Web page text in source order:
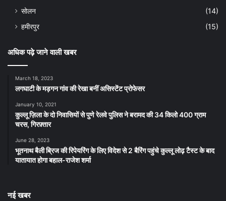
सोलन
(14)
हमीरपुर
(15)
अधिक पढ़े जाने वाली खबर
March 18, 2023
लगघाटी के मड़गन गांव की रेखा बनीं असिस्टेंट प्रोफेसर
January 10, 2021
कुल्लू ज़िला के दो निवासियों से पुणे रेलवे पुलिस ने बरामद की 34 किलो 400 ग्राम
चरस, गिरफ़्तार
June 28, 2023
भूतनाथ बैली ब्रिज की रिपेयरिंग के लिए विदेश से 2 बैरिंग पहुंचे कुल्लू लोढ़ टैस्ट के बाद
यातायात होगा बहाल-राजेश शर्मा
नई खबर